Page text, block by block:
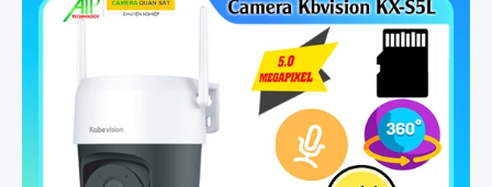
thêm khả năng xoay 360 độ và ống kính zoom, trang bị các tính
năng thông minh như năng ngăn chăn xâm nhập thông minh
tránh được tính trạng báo động giả